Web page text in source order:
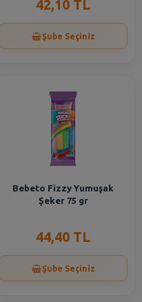
42,10 TL
Şube Seçiniz
Bebeto Fizzy Yumuşak
Şeker 75 gr
44,40 TL
Şube Seçiniz